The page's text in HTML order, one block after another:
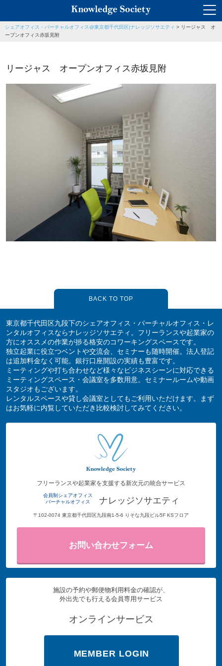
シェアオフィス・バーチャルオフィス@東京都千代田区|ナレッジソサエティ > リージャス オ
ープンオフィス赤坂見附
リージャス オープンオフィス赤坂見附
BACK TO TOP
東京都千代田区九段下のシェアオフィス・バーチャルオフィス・レ
ンタルオフィスならナレッジソサエティ。フリーランスや起業家の
方にオススメの作業が捗る格安のコワーキングスペースです。
独立起業に役立つベントや交流会、セミナーも随時開催。法人登記
は追加料金なく可能。銀行口座開設の実績も豊富です。
ミーティングや打ち合わせなど様々なビジネスシーンに対応できる
ミーティングスペース・会議室を多数用意。セミナールームや動画
スタジオもございます。
レンタルスペースや貸し会議室としてもご利用いただけます。まず
はお気軽に内覧していただき比較検討してみてください。
フリーランスや起業家を支援する新次元の統合サービス
会員制シェアオフィス
バーチャルオフィス
ナレッジソサエティ
〒102-0074 東京都千代田区九段南1-5-6 りそな九段ビル5F KSフロア
お問い合わせフォーム
施設の予約や郵便物利用料金の確認が、
外出先でも行える会員専用サービス
オンラインサービス
MEMBER LOGIN